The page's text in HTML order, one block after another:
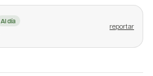
Al día
reportar